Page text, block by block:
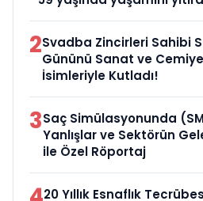
2Svadba Zincirleri Sahibi
Gününü Sanat ve
İsimleriyle Kutladı!
3Saç Simülasyonunda
Yanlışlar ve Sektörün
ile Özel Röportaj
20 Yıllık Esnaflık